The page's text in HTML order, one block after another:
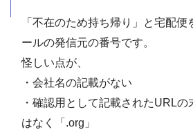
「不在のため持ち帰り」と宅配便
ールの発信元の番号です。
怪しい点が、
・会社名の記載がない
・確認用として記載されたURL
はなく「.org」